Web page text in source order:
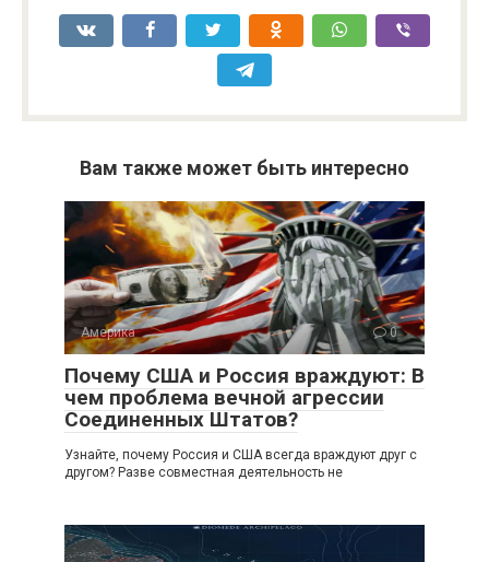
Вам также может быть интересно
Америка 0
Почему США и Россия враждуют: В
чем проблема вечной агрессии
Соединенных Штатов?
Узнайте, почему Россия и США всегда враждуют друг с
другом? Разве совместная деятельность не